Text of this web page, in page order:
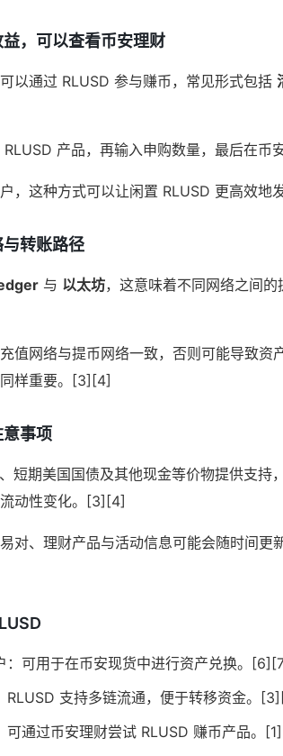
，可以查看币安理财
以通过 RLUSD 参与赚币，常见形式包括
产品，再输入申购数量，最后在币
，这种方式可以让闲置 RLUSD 更高效地
转账路径
与 以太坊，这意味着不同网络之间
值网络与提币网络一致，否则可能导致资
样重要。[3][4]
事项
短期美国国债及其他现金等价物提供支持
动性变化。[3][4]
对、理财产品与活动信息可能会随时间更
：可用于在币安现货中进行资产兑换。
RLUSD 支持多链流通，便于转移资金。
可通过币安理财尝试 RLUSD 赚币产品。[1]